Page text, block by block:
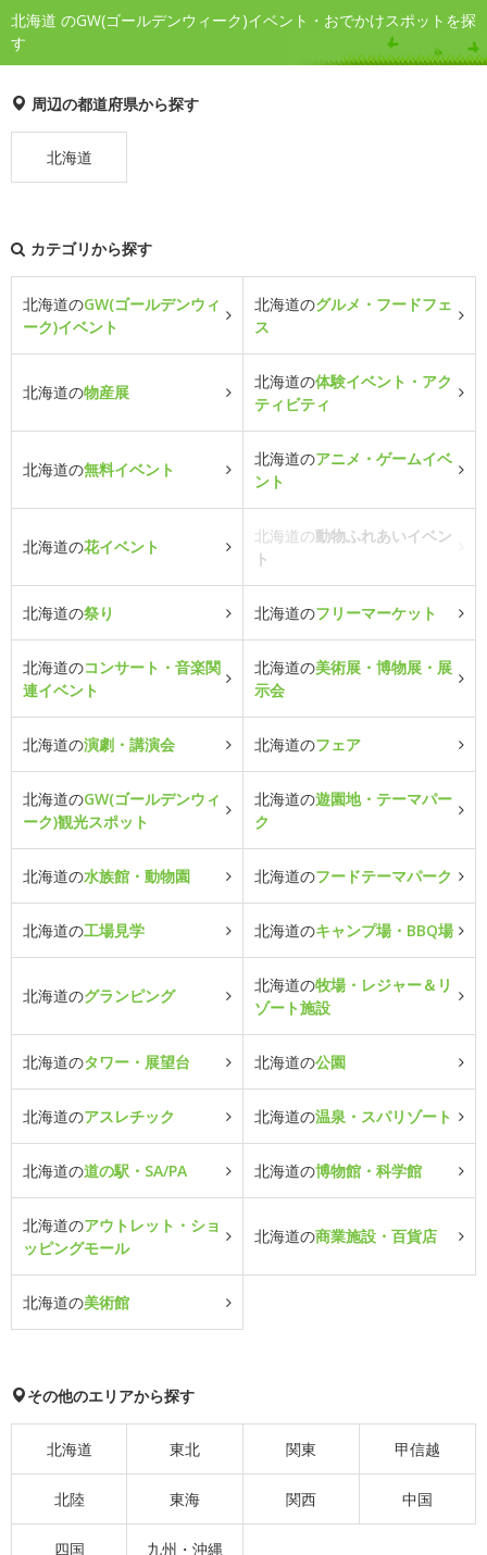
北海道 のGW(ゴールデンウィーク)イベント・おでかけスポットを探
す
周辺の都道府県から探す
北海道
カテゴリから探す
北海道のGW(ゴールデンウィ
ーク)イベント
北海道のグルメ・フードフェ
ス
北海道の物産展
北海道の体験イベント・アク
ティビティ
北海道の無料イベント
北海道のアニメ・ゲームイベ
ント
北海道の花イベント
北海道の動物ふれあいイベン
ト
北海道の祭り 北海道のフリーマーケット
北海道のコンサート・音楽関
連イベント
北海道の美術展・博物展・展
示会
北海道の演劇・講演会 北海道のフェア
北海道のGW(ゴールデンウィ
ーク)観光スポット
北海道の遊園地・テーマパー
ク
北海道の水族館・動物園 北海道のフードテーマパーク
北海道の工場見学 北海道のキャンプ場・BBQ場
北海道のグランピング
北海道の牧場・レジャー＆リ
ゾート施設
北海道のタワー・展望台 北海道の公園
北海道のアスレチック 北海道の温泉・スパリゾート
北海道の道の駅・SA/PA 北海道の博物館・科学館
北海道のアウトレット・ショ
ッピングモール
北海道の商業施設・百貨店
北海道の美術館
その他のエリアから探す
北海道 東北 関東 甲信越
北陸 東海 関西 中国
四国 九州・沖縄